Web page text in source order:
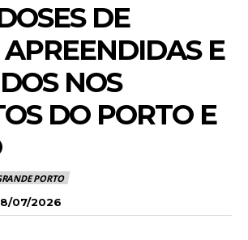
DE
E
NOS
DO PORTO E
PORTO
07/2026